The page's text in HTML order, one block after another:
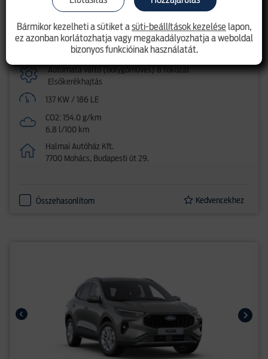
SUV
Benzin
1.5l EcoBoost (186LE)
Automata váltó (bolygóműves) 8 fokozat
Elsőkerékhajtás
137 KW / 186 LE
CO2: 154.0 g/km
6.8 l/100 km
Halmai Autóház Kft.
7700 Mohács, Budapesti út 29.
Összehasonlítom Kedvencekhez
Bármikor kezelheti a sütiket asüti-beállítások kezelése lapon,
ez azonban korlátozhatja vagy megakadályozhatja a weboldal
bizonyos funkcióinak használatát.